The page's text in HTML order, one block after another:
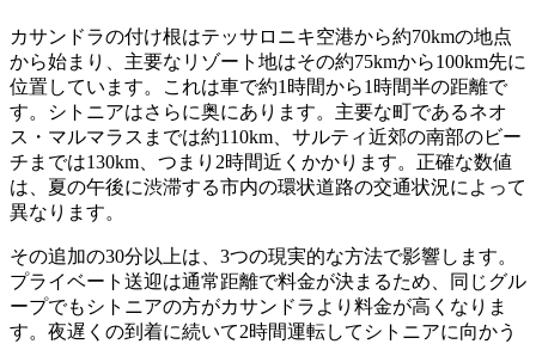
カサンドラの付け根はテッサロニキ空港から約70kmの地点
から始まり、主要なリゾート地はその約75kmから100km先に
位置しています。これは車で約1時間から1時間半の距離で
す。シトニアはさらに奥にあります。主要な町であるネオ
ス・マルマラスまでは約110km、サルティ近郊の南部のビー
チまでは130km、つまり2時間近くかかります。正確な数値
は、夏の午後に渋滞する市内の環状道路の交通状況によって
異なります。
その追加の30分以上は、3つの現実的な方法で影響します。
プライベート送迎は通常距離で料金が決まるため、同じグル
ープでもシトニアの方がカサンドラより料金が高くなりま
す。夜遅くの到着に続いて2時間運転してシトニアに向かう